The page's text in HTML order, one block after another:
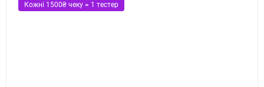
Кожні 1500₴ чеку = 1 тестер